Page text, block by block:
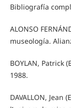
Bibliografía
ALONSO
museología.
BOYLAN, Patrick
1988.
DAVALLON,